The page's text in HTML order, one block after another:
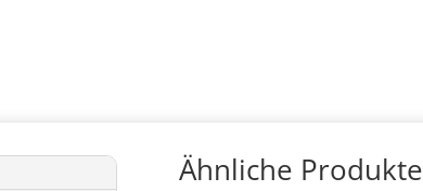
Ähnliche Produkte